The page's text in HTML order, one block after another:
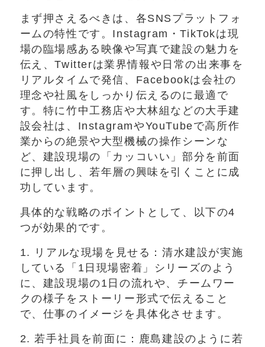
まず押さえるべきは、各SNSプラットフォ
ームの特性です。Instagram・TikTokは現
場の臨場感ある映像や写真で建設の魅力を
伝え、Twitterは業界情報や日常の出来事を
リアルタイムで発信、Facebookは会社の
理念や社風をしっかり伝えるのに最適で
す。特に竹中工務店や大林組などの大手建
設会社は、InstagramやYouTubeで高所作
業からの絶景や大型機械の操作シーンな
ど、建設現場の「カッコいい」部分を前面
に押し出し、若年層の興味を引くことに成
功しています。
具体的な戦略のポイントとして、以下の4
つが効果的です。
1. リアルな現場を見せる：清水建設が実施
している「1日現場密着」シリーズのよう
に、建設現場の1日の流れや、チームワー
クの様子をストーリー形式で伝えること
で、仕事のイメージを具体化させます。
2. 若手社員を前面に：鹿島建設のように若